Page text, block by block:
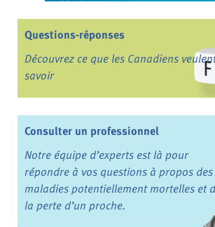
Questions-réponses
Découvrez ce que les Canadiens
savoir
Consulter un professionnel
Notre équipe d’experts est là pour
répondre à vos questions à propos des
maladies potentiellement mortelles et
la perte d’un proche.